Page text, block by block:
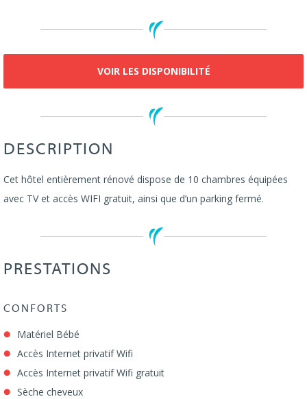
VOIR LES DISPONIBILITÉ
DESCRIPTION
Cet hôtel entièrement rénové dispose de 10 chambres équipées
avec TV et accès WIFI gratuit, ainsi que d’un parking fermé.
PRESTATIONS
CONFORTS
Matériel Bébé
Accès Internet privatif Wifi
Accès Internet privatif Wifi gratuit
Sèche cheveux